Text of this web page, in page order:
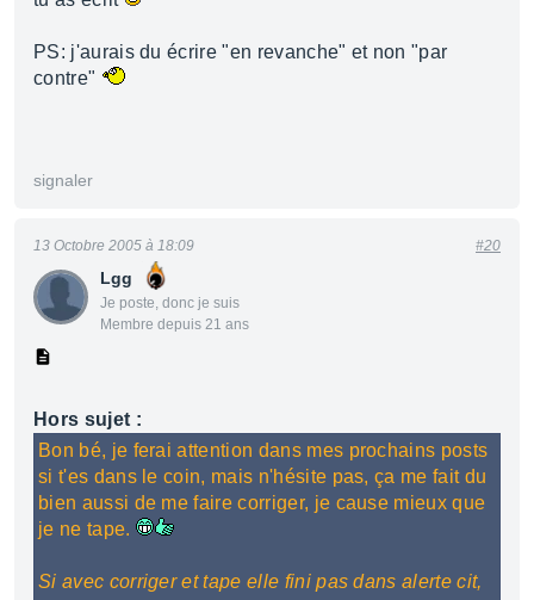
PS: j'aurais du écrire "en revanche" et non "par
contre"
signaler
Lgg
Je poste, donc je suis
Membre depuis 21 ans
13 Octobre 2005 à 18:09 #20
Hors sujet :
Bon bé, je ferai attention dans mes prochains posts
si t'es dans le coin, mais n'hésite pas, ça me fait du
bien aussi de me faire corriger, je cause mieux que
je ne tape.
Si avec corriger et tape elle fini pas dans alerte cit,